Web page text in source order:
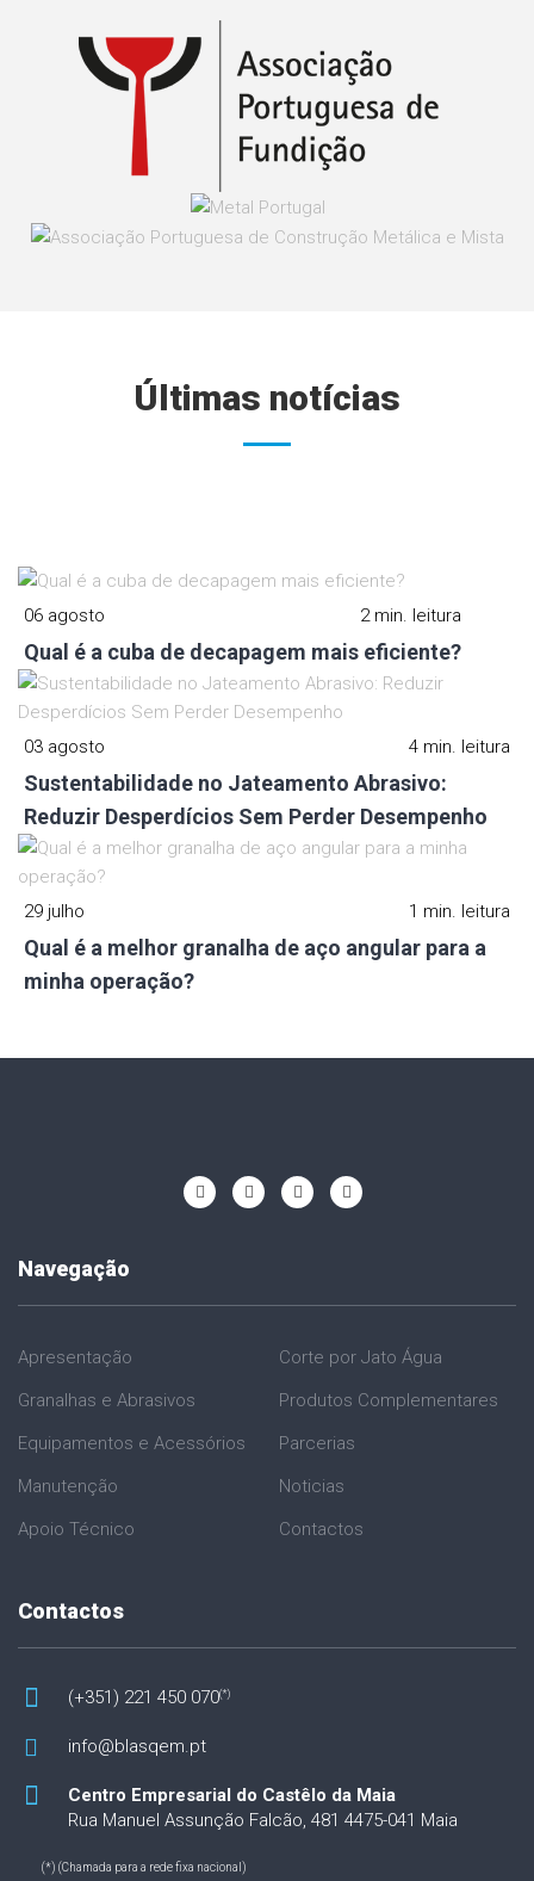
Últimas notícias
06 agosto 2 min. leitura
Qual é a cuba de decapagem mais eficiente?
03 agosto 4 min. leitura
Sustentabilidade no Jateamento Abrasivo:
Reduzir Desperdícios Sem Perder Desempenho
29 julho 1 min. leitura
Qual é a melhor granalha de aço angular para a
minha operação?
Navegação
Apresentação
Granalhas e Abrasivos
Equipamentos e Acessórios
Manutenção
Apoio Técnico
Corte por Jato Água
Produtos Complementares
Parcerias
Noticias
Contactos
Contactos
(+351) 221 450 070(*)
info@blasqem.pt
Centro Empresarial do Castêlo da Maia
Rua Manuel Assunção Falcão, 481 4475-041 Maia
(*) (Chamada para a rede fixa nacional)